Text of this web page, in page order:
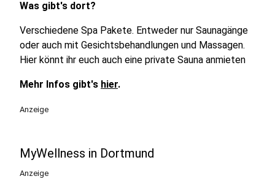
Was gibt's dort?
Verschiedene Spa Pakete. Entweder nur Saunagänge
oder auch mit Gesichtsbehandlungen und Massagen.
Hier könnt ihr euch auch eine private Sauna anmieten
Mehr Infos gibt's hier.
Anzeige
MyWellness in Dortmund
Anzeige